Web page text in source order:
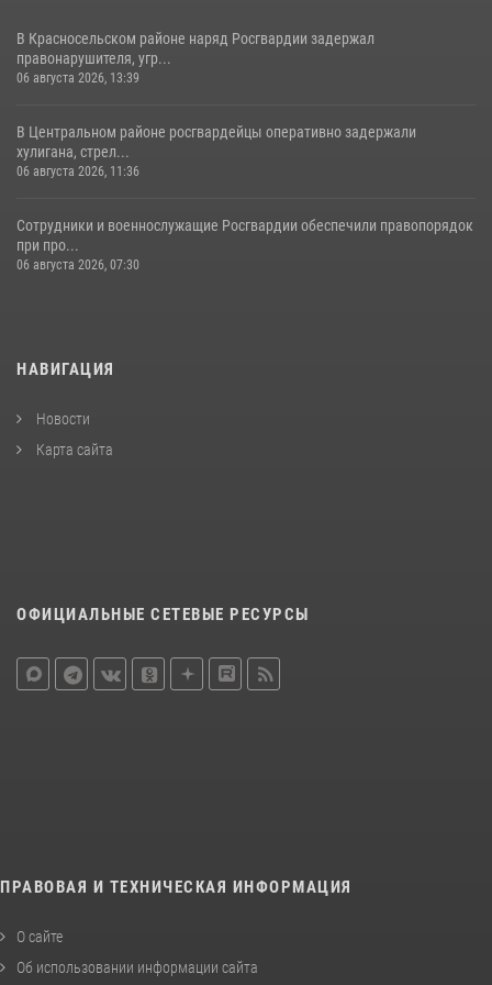
В Красносельском районе наряд Росгвардии задержал
правонарушителя, угр...
06 августа 2026, 13:39
В Центральном районе росгвардейцы оперативно задержали
хулигана, стрел...
06 августа 2026, 11:36
Сотрудники и военнослужащие Росгвардии обеспечили правопорядок
при про...
06 августа 2026, 07:30
НАВИГАЦИЯ
Новости
Карта сайта
ОФИЦИАЛЬНЫЕ СЕТЕВЫЕ РЕСУРСЫ
ПРАВОВАЯ И ТЕХНИЧЕСКАЯ ИНФОРМАЦИЯ
О сайте
Об использовании информации сайта